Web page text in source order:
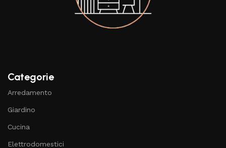
Categorie
Arredamento
Giardino
Cucina
Elettrodomestici